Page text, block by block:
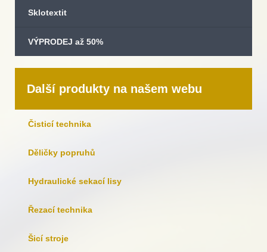
Sklotextit
VÝPRODEJ až 50%
Další produkty na našem webu
Čisticí technika
Děličky popruhů
Hydraulické sekací lisy
Řezací technika
Šicí stroje